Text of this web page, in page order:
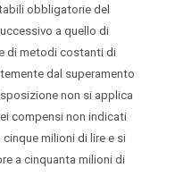
obbligatorie del
a quello di
di metodi costanti di
dal superamento
non si applica
compensi non indicati
milioni di lire e si
a cinquanta milioni di